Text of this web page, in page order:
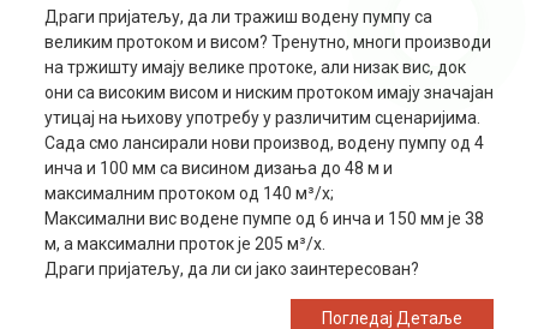
Драги пријатељу, да ли тражиш водену пумпу са
великим протоком и висом? Тренутно, многи производи
на тржишту имају велике протоке, али низак вис, док
они са високим висом и ниским протоком имају значајан
утицај на њихову употребу у различитим сценаријима.
Сада смо лансирали нови производ, водену пумпу од 4
инча и 100 мм са висином дизања до 48 м и
максималним протоком од 140 м³/х;
Максимални вис водене пумпе од 6 инча и 150 мм је 38
м, а максимални проток је 205 м³/х.
Драги пријатељу, да ли си јако заинтересован?
Погледај Детаље